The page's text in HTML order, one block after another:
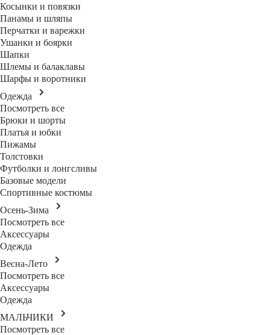
Косынки и повязки
Панамы и шляпы
Перчатки и варежки
Ушанки и боярки
Шапки
Шлемы и балаклавы
Шарфы и воротники
Одежда
Посмотреть все
Брюки и шорты
Платья и юбки
Пижамы
Толстовки
Футболки и лонгсливы
Базовые модели
Спортивные костюмы
Осень-Зима
Посмотреть все
Аксессуары
Одежда
Весна-Лето
Посмотреть все
Аксессуары
Одежда
МАЛЬЧИКИ
Посмотреть все